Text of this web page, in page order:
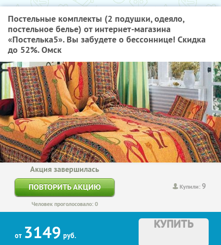
Постельные комплекты (2 подушки, одеяло,
постельное белье) от интернет-магазина
«Постелька5». Вы забудете о бессоннице! Скидка
до 52%. Омск
Купили:9
Акция завершилась
ПОВТОРИТЬ АКЦИЮ
Человек проголосовало: 0
от 3149 руб.
КУПИТЬ